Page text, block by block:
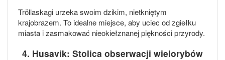
Tröllaskagi urzeka swoim dzikim, nietkniętym
krajobrazem. To idealne miejsce, aby uciec od zgiełku
miasta i zasmakować nieokiełznanej piękności przyrody.
4. Husavik: Stolica obserwacji wielorybów